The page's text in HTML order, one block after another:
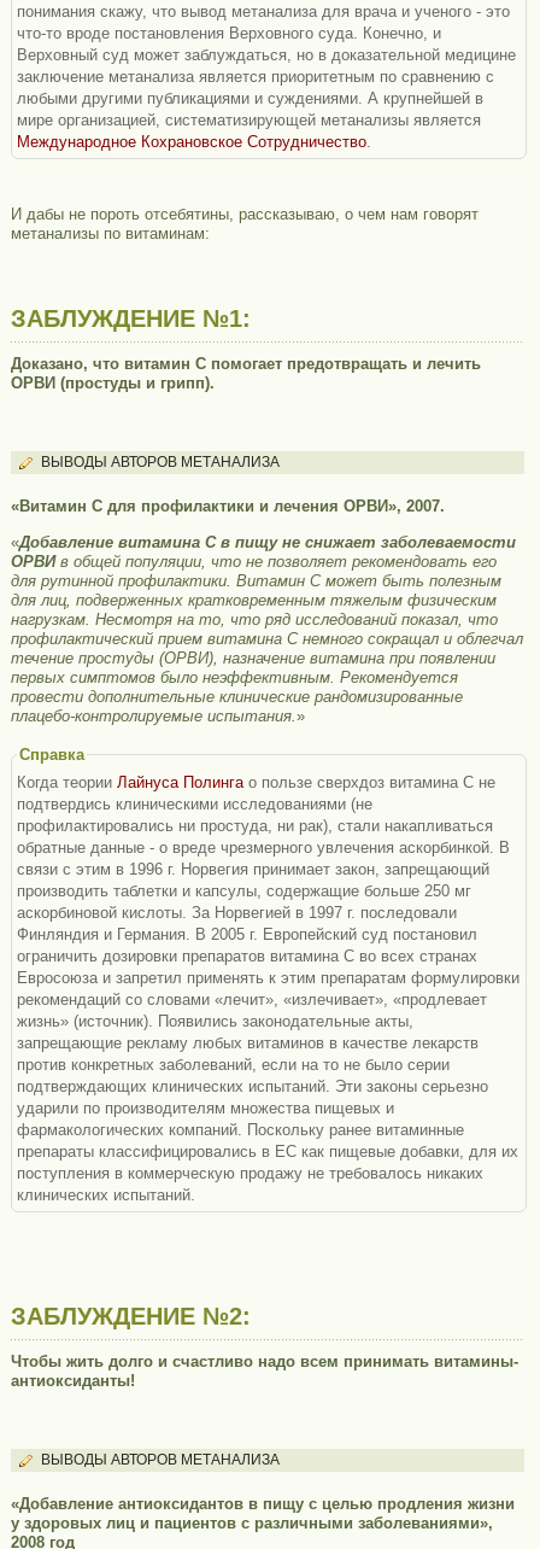
понимания скажу, что вывод метанализа для врача и ученого - это
что-то вроде постановления Верховного суда. Конечно, и
Верховный суд может заблуждаться, но в доказательной медицине
заключение метанализа является приоритетным по сравнению с
любыми другими публикациями и суждениями. А крупнейшей в
мире организацией, систематизирующей метанализы является
Международное Кохрановское Сотрудничество
И дабы не пороть отсебятины, рассказываю, о чем нам говорят
метанализы по витаминам:
ЗАБЛУЖДЕНИЕ №1:
Доказано, что витамин С помогает предотвращать и лечить
ОРВИ (простуды и грипп).
ВЫВОДЫ АВТОРОВ МЕТАНАЛИЗА
«Витамин С для профилактики и лечения ОРВИ», 2007.
«Добавление витамина С в пищу не снижает заболеваемости
ОРВИв общей популяции, что не позволяет рекомендовать его
для рутинной профилактики. Витамин С может быть полезным
для лиц, подверженных кратковременным тяжелым физическим
нагрузкам. Несмотря на то, что ряд исследований показал, что
профилактический прием витамина С немного сокращал и облегчал
течение простуды (ОРВИ), назначение витамина при появлении
первых симптомов было неэффективным. Рекомендуется
провести дополнительные клинические рандомизированные
плацебо-контролируемые испытания.»
Справка
Когда теории Лайнуса Полинга о пользе сверхдоз витамина С не
подтвердись клиническими исследованиями (не
профилактировались ни простуда, ни рак), стали накапливаться
обратные данные - о вреде чрезмерного увлечения аскорбинкой. В
связи с этим в 1996 г. Норвегия принимает закон, запрещающий
производить таблетки и капсулы, содержащие больше 250 мг
аскорбиновой кислоты. За Норвегией в 1997 г. последовали
Финляндия и Германия. В 2005 г. Европейский суд постановил
ограничить дозировки препаратов витамина С во всех странах
Евросоюза и запретил применять к этим препаратам формулировки
рекомендаций со словами «лечит», «излечивает», «продлевает
жизнь» (источник). Появились законодательные акты,
запрещающие рекламу любых витаминов в качестве лекарств
против конкретных заболеваний, если на то не было серии
подтверждающих клинических испытаний. Эти законы серьезно
ударили по производителям множества пищевых и
фармакологических компаний. Поскольку ранее витаминные
препараты классифицировались в ЕС как пищевые добавки, для их
поступления в коммерческую продажу не требовалось никаких
клинических испытаний.
ЗАБЛУЖДЕНИЕ №2:
Чтобы жить долго и счастливо надо всем принимать витамины-
антиоксиданты!
ВЫВОДЫ АВТОРОВ МЕТАНАЛИЗА
«Добавление антиоксидантов в пищу с целью продления жизни
у здоровых лиц и пациентов с различными заболеваниями»,
2008 год